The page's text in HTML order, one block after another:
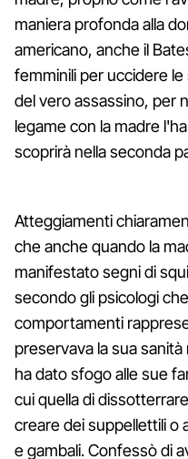
maniera profonda alla
americano, anche il
femminili per uccidere
del vero assassino, per
legame con la madre
scoprirà nella seconda
Atteggiamenti
che anche quando la
manifestato segni di
secondo gli psicologi
comportamenti
preservava la sua
ha dato sfogo alle sue
cui quella di
creare dei suppellettili o
e gambali. Confessò di